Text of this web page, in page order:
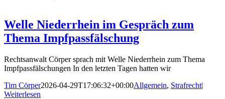
Welle Niederrhein im Gespräch zum
Thema Impfpassfälschung
Rechtsanwalt Cörper sprach mit Welle Niederrhein zum Thema
Impfpassfälschungen In den letzten Tagen hatten wir
Tim Cörper2026-04-29T17:06:32+00:00Allgemein, Strafrecht|
Weiterlesen